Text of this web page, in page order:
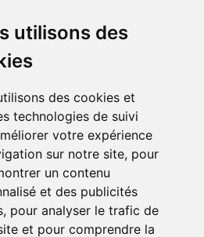
utilisons des
des cookies et
technologies de suivi
votre expérience
sur notre site, pour
un contenu
et des publicités
pour analyser le trafic de
et pour comprendre la
Paiement
Paiement sécurisé